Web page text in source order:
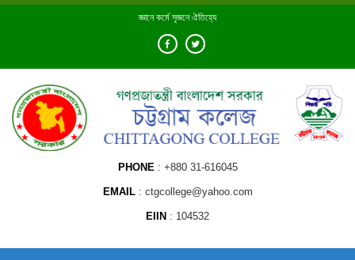
Skip
জ্ঞানে কর্মে সৃজনে ঐতিহ্যে
PHONE +880 31-616045
EMAIL ctgcollege@yahoo.com
EIIN 104532